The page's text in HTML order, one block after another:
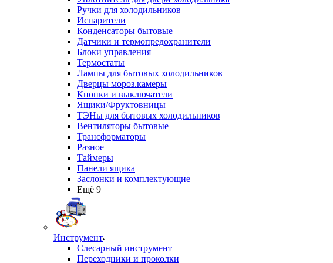
Ручки для холодильников
Испарители
Конденсаторы бытовые
Датчики и термопредохранители
Блоки управления
Термостаты
Лампы для бытовых холодильников
Дверцы мороз.камеры
Кнопки и выключатели
Ящики/Фруктовницы
ТЭНы для бытовых холодильников
Вентиляторы бытовые
Трансформаторы
Разное
Таймеры
Панели ящика
Заслонки и комплектующие
Ещё 9
Инструмент
Слесарный инструмент
Переходники и проколки